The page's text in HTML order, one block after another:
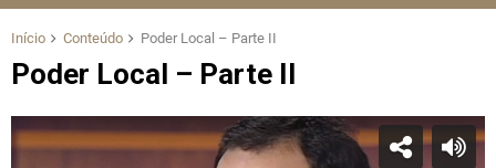
Início Conteúdo Poder Local – Parte II
Poder Local – Parte II